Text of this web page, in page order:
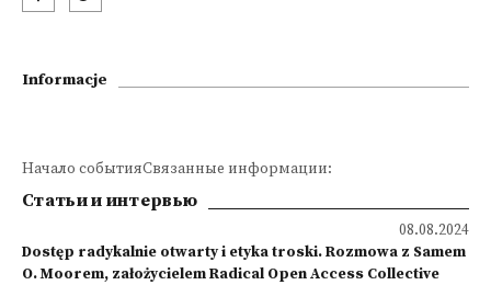
Informacje
Начало событияСвязанные информации:
Статьи и интервью
08.08.2024
Dostęp radykalnie otwarty i etyka troski. Rozmowa z Samem
O. Moorem, założycielem Radical Open Access Collective